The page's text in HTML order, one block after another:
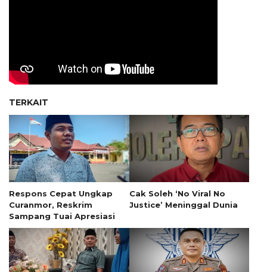
TERKAIT
Respons Cepat Ungkap
Curanmor, Reskrim
Sampang Tuai Apresiasi
Cak Soleh ‘No Viral No
Justice’ Meninggal Dunia